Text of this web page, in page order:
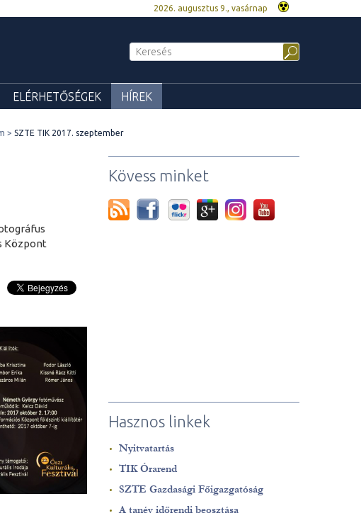
2026. augusztus 9., vasárnap
ELÉRHETŐSÉGEK HÍREK
SZTE TIK 2017. szeptember
Központ
Kövess minket
Hasznos linkek
Nyitvatartás
TIK Órarend
SZTE Gazdasági Főigazgatóság
A tanév időrendi beosztása